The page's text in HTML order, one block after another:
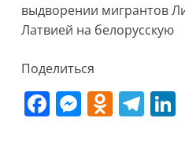
выдворении мигрантов
Латвией на белорусскую
Поделиться
F M O T Li